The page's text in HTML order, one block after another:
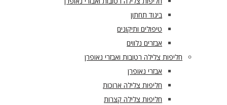
ביגוד תחתון
טיפולים ותיקונים
אבזרים נלווים
חליפות צלילה רטובות ואבזרי נאופרן
אבזרי נאופרן
חליפות צלילה ארוכות
חליפות צלילה קצרות